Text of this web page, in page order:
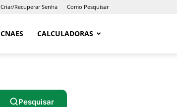
Criar/Recuperar Senha Como Pesquisar
CNAES CALCULADORAS
Pesquisar